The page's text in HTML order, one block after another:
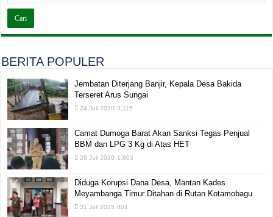
BERITA POPULER
Jembatan Diterjang Banjir, Kepala Desa Bakida
Terseret Arus Sungai
24 Juli 2020 3,115
Camat Dumoga Barat Akan Sanksi Tegas Penjual
BBM dan LPG 3 Kg di Atas HET
26 Juli 2020 1,803
Diduga Korupsi Dana Desa, Mantan Kades
Meyambanga Timur Ditahan di Rutan Kotamobagu
31 Juli 2025 804